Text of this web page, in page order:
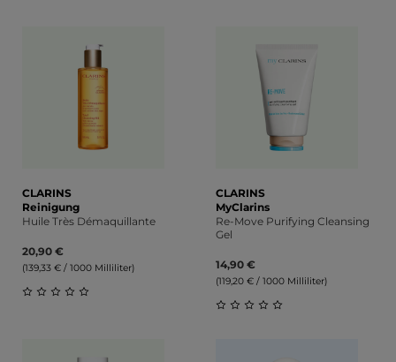
CLARINS
Reinigung
Huile Très Démaquillante
20,90 €
(139,33 € / 1000 Milliliter)
CLARINS
MyClarins
Re-Move Purifying Cleansing
Gel
14,90 €
(119,20 € / 1000 Milliliter)